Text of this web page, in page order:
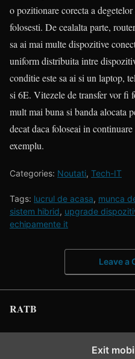
o pozitionare corecta a
folosesti. De cealalta parte,
sa ai mai multe dispozitive
uniform distribuita intre
conditie este sa ai si un laptop,
si 6E. Vitezele de transfer vor fi
mult mai buna si banda alocata
decat daca foloseai in
exemplu.
Categories: Noutati, Tech-IT
Tags: lucrul de acasa, munca
sistem hibrid, upgrade
echipamente it
Leave a
RATB
Exit